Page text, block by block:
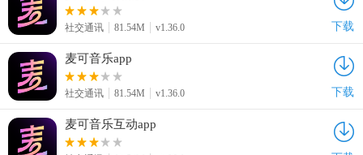
社交通讯 81.54M v1.36.0 下载
麦可音乐app
社交通讯 81.54M v1.36.0 下载
麦可音乐互动app